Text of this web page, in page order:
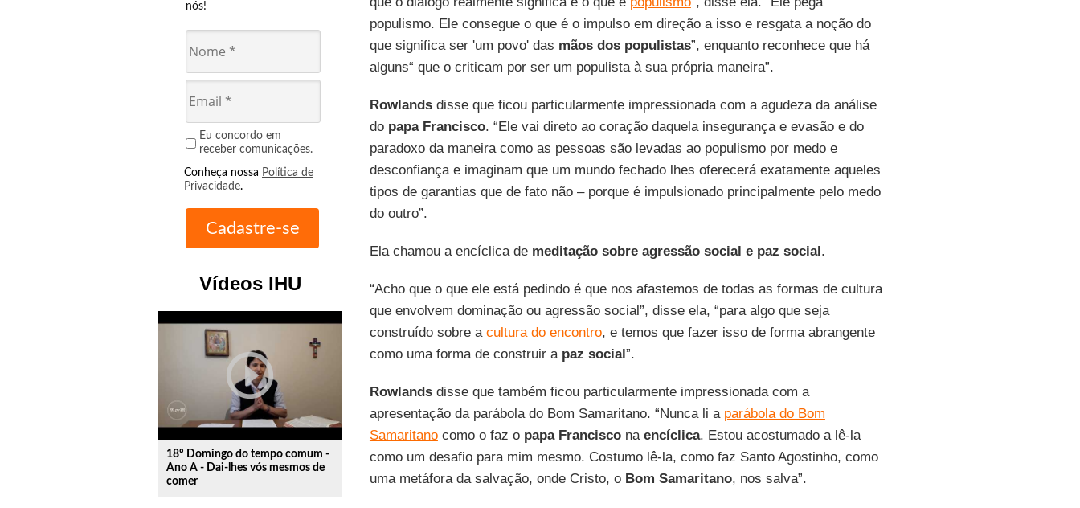
nós!
Eu concordo em
receber comunicações.
Conheça nossa Política de
Privacidade.
Vídeos IHU
play_circle_outline
18º Domingo do tempo comum -
Ano A - Dai-lhes vós mesmos de
comer
populismo. Ele consegue o que é o impulso em direção a isso e resgata a noção do
que significa ser 'um povo' das mãos dos populistas”, enquanto reconhece que há
alguns“ que o criticam por ser um populista à sua própria maneira”.
Rowlandsdisse que ficou particularmente impressionada com a agudeza da análise
do papa Francisco. “Ele vai direto ao coração daquela insegurança e evasão e do
paradoxo da maneira como as pessoas são levadas ao populismo por medo e
desconfiança e imaginam que um mundo fechado lhes oferecerá exatamente aqueles
tipos de garantias que de fato não – porque é impulsionado principalmente pelo medo
do outro”.
Ela chamou a encíclica de meditação sobre agressão social e paz social.
“Acho que o que ele está pedindo é que nos afastemos de todas as formas de cultura
que envolvem dominação ou agressão social”, disse ela, “para algo que seja
construído sobre a cultura do encontro, e temos que fazer isso de forma abrangente
como uma forma de construir a paz social”.
Rowlandsdisse que também ficou particularmente impressionada com a
apresentação da parábola do Bom Samaritano. “Nunca li a parábola do Bom
Samaritanocomo o faz o papa Franciscona encíclica. Estou acostumado a lê-la
como um desafio para mim mesmo. Costumo lê-la, como faz Santo Agostinho, como
uma metáfora da salvação, onde Cristo, o Bom Samaritano, nos salva”.